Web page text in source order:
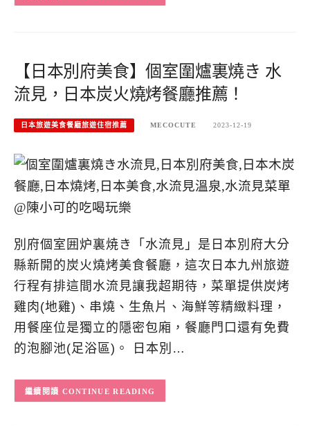
【日本別府美食】個室圍爐裏燒き 水
流見，日本炭火燒烤餐廳推薦！
日本旅遊美食餐廳旅遊住宿推薦 MECOCUTE 2023-12-19
別府個室囲炉裏焼き「水流見」是日本別府大分
縣新開的炭火燒烤美食餐廳，這次日本九州旅遊
行程有排這間水流見讓我超期待，菜單提供炭烤
雞肉(地雞)、串燒、生魚片、海鮮等精緻料理，
用餐座位是獨立的隱密包廂，餐廳門口還有免費
的泡腳池(足浴區)。 日本別…
CONTINUE READING